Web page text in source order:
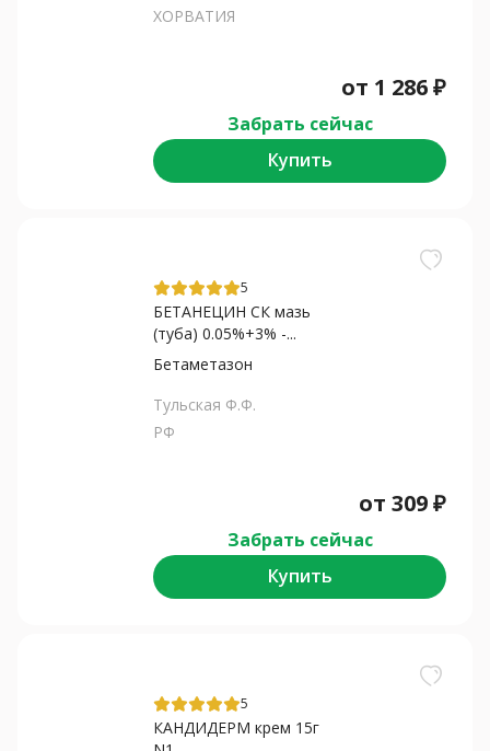
ХОРВАТИЯ
от 1 286₽
Забрать сейчас
Купить
5
БЕТАНЕЦИН СК мазь
(туба) 0.05%+3% -...
Бетаметазон
Тульская Ф.Ф.
РФ
от 309₽
Забрать сейчас
Купить
5
КАНДИДЕРМ крем 15г